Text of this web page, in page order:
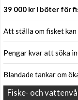
39 000 kr i böter för
Att ställa om fisket
Pengar kvar att söka
Blandade tankar om
Fiske- och